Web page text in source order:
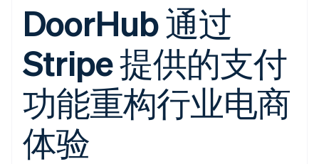
在线支付
Payment links
Checkout
预构建支付界
面
Elements
灵活的 UI 组件
支付方式
支持 125 种以
上
经常性收入
Metronome
按用量计费
Subscriptions
订阅管理
Invoicing
一次性或定期
账单
向第三
方打款
Crypto
钱包、
稳定币
发行和
按应用场景
智能体商务
加密货币
电子商务
嵌入式金融
库与 SDK
Stripe Apps
指南
接受线上付款
实施预置结账流程
指南
支持
获取支持
托管支持方案
专业服务
DoorHub 通过
Stripe 提供的支付
功能重构行业电商
体验